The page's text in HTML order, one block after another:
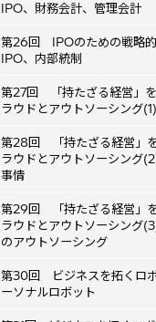
IPO、財務会計、管理会計
第26回 IPOのための戦略
IPO、内部統制
第27回 「持たざる経営」
ラウドとアウトソーシング
第28回 「持たざる経営」
ラウドとアウトソーシング
事情
第29回 「持たざる経営」
ラウドとアウトソーシング
のアウトソーシング
第30回 ビジネスを拓くロ
ーソナルロボット